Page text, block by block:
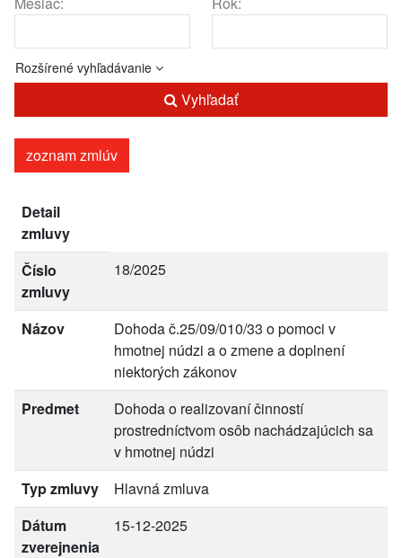
Rozšírené vyhľadávanie
Vyhľadať
zoznam zmlúv
Detail
zmluvy
Číslo
zmluvy
18/2025
Názov
Dohoda č.25/09/010/33 o pomoci v
hmotnej núdzi a o zmene a doplnení
niektorých zákonov
Predmet
Dohoda o realizovaní činností
prostredníctvom osôb nachádzajúcich sa
v hmotnej núdzi
Typ zmluvy
Hlavná zmluva
Dátum
zverejnenia
15-12-2025